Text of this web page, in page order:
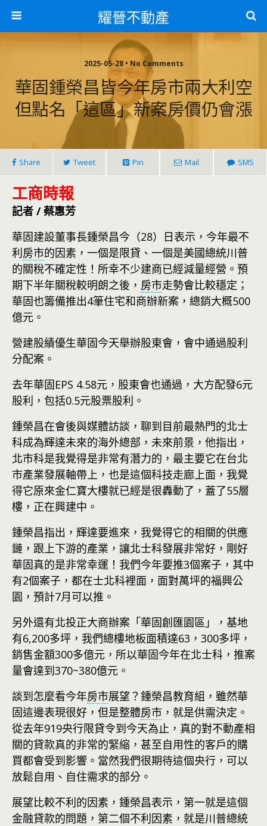
耀晉不動產
2025-05-28 • No Comments
華固鍾榮昌皆今年房市兩大利空
但點名「這區」新案房價仍會漲
Share Tweet Pin Mail SMS
工商時報
記者 / 蔡惠芳
華固建設董事長鍾榮昌今（28）日表示，今年最不
利房市的因素，一個是限貸、一個是美國總統川普
的關稅不確定性！所幸不少建商已經減量經營。預
期下半年關稅較明朗之後， 房市走勢會比較穩定；
華固也籌備推出4筆住宅和商辦新案，總銷大概500
億元。
營建股績優生華固今天舉辦股東會，會中通過股利
分配案。
去年華固EPS 4.58元，股東會也通過，大方配發6元
股利，包括0.5元股票股利。
鍾榮昌在會後與媒體訪談，聊到目前最熱門的北士
科成為輝達未來的海外總部，未來前景，他指出，
北市科是我覺得是非常有潛力的，最主要它在台北
市產業發展軸帶上，也是這個科技走廊上面，我覺
得它原來金仁寶大樓就已經是很轟動了，蓋了55層
樓，正在興建中。
鍾榮昌指出，輝達要進來，我覺得它的相關的供應
鏈，跟上下游的產業，讓北士科發展非常好，剛好
華固真的是非常幸運！我們今年要推3個案子，其中
有2個案子，都在士北科裡面，面對萬坪的福興公
園，預計7月可以推。
另外還有北投正大商辦案「華固創匯園區」，基地
有6,200多坪，我們總樓地板面積達63，300多坪，
銷售金額300多億元，所以華固今年在北士科，推案
量會達到370~380億元。
談到怎麼看今年房市展望？鍾榮昌教育組，雖然華
固這邊表現很好，但是整體房市 ，就是供需決定。
從去年919央行限貸令到今天為止，真的對不動產相
關的貸款真的非常的緊縮，甚至自用性的客戶的購
買都會受到影響。當然我們很期待這個央行，可以
放鬆自用、自住需求的部分。
展望比較不利的因素，鍾榮昌表示，第一就是這個
金融貸款的問題，第二個不利因素，就是川普總統